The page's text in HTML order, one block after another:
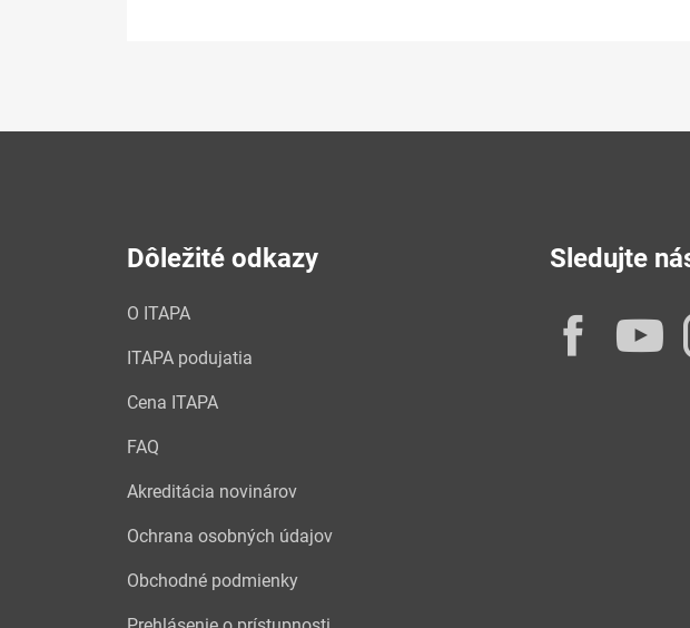
Dôležité odkazy
O ITAPA
ITAPA podujatia
Cena ITAPA
FAQ
Akreditácia novinárov
Ochrana osobných údajov
Obchodné podmienky
Sledujte